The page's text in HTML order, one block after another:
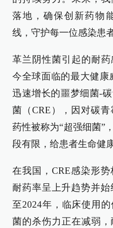
落地，确保创新药物
线，守护每一位感染患
革兰阴性菌引起的耐
今全球面临的最大健
迅速增长的噩梦细菌-
菌（CRE），因对碳
药性被称为“超强细菌”
段有限，给患者生命健
在我国，CRE感染形
耐药率呈上升趋势并
至2024年，临床使用
菌的杀伤力正在减弱